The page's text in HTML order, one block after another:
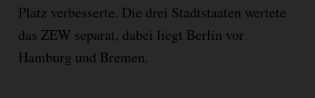
Platz verbesserte. Die drei Stadtstaaten wertete
das ZEW separat, dabei liegt Berlin vor
Hamburg und Bremen.